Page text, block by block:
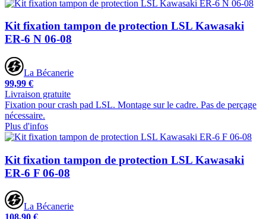
Kit fixation tampon de protection LSL Kawasaki
ER-6 N 06-08
La Bécanerie
99,99 €
Livraison gratuite
Fixation pour crash pad LSL. Montage sur le cadre. Pas de perçage
nécessaire.
Plus d'infos
Kit fixation tampon de protection LSL Kawasaki
ER-6 F 06-08
La Bécanerie